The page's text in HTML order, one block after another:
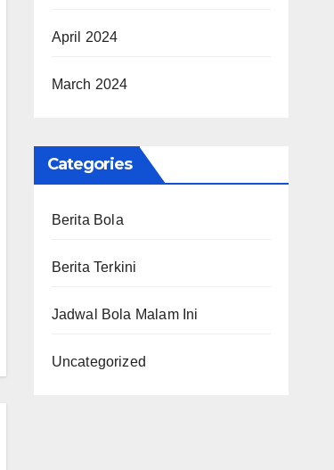
April 2024
March 2024
Categories
Berita Bola
Berita Terkini
Jadwal Bola Malam Ini
Uncategorized